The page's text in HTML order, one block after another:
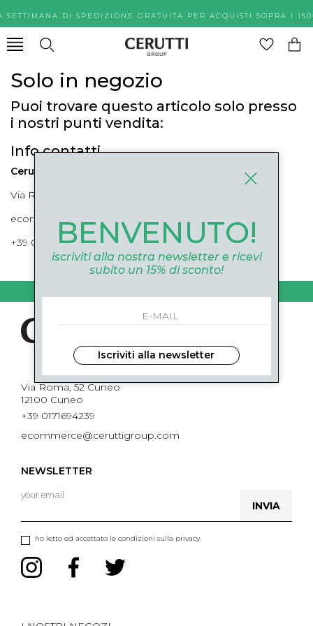
SETTIMANA DI SPEDIZIONE GRATUITA PER ACQUISTI
Solo in negozio
Puoi trovare questo articolo solo presso
i nostri punti vendita:
Info contatti
Cerutti Boutique
Via Roma, 52 Cuneo 12100 Cuneo
ecommerce@ceruttigroup.com
+39 0171694239
Via Roma, 52 Cuneo
12100 Cuneo
+39 0171694239
ecommerce@ceruttigroup.com
NEWSLETTER
ho letto ed accettato le condizioni sulla privacy.
INVIA
BENVENUTO!
iscriviti alla nostra newsletter e ricevi
subito un 15% di sconto!
Iscriviti alla newsletter